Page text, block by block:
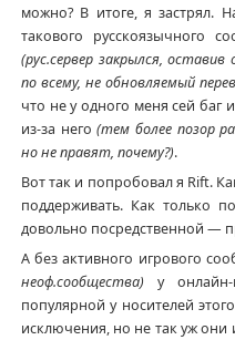
можно? В итоге, я застрял.
такового русскоязычного
(рус.сервер закрылся,
по всему, не обновляемый
что не у одного меня сей баг
из-за него(тем более позор
но не правят, почему?).
Вот так и попробовал я Rift.
поддерживать. Как только
довольно посредственной —
А без активного игрового
неоф.сообщества) у
популярной у носителей
исключения, но не так уж